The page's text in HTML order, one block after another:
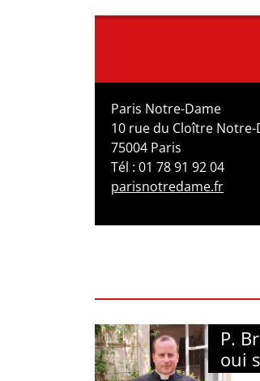
Paris Notre-Dame
10 rue du Cloître Notre-
75004 Paris
Tél : 01 78 91 92 04
parisnotredame.fr
P.
oui